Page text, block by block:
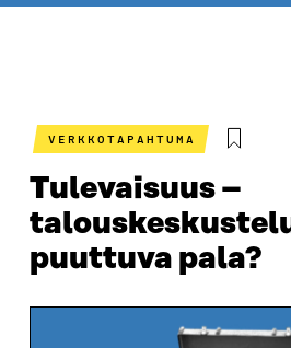
VERKKOTAPAHTUMA
Tulevaisuus –
puuttuva pala?